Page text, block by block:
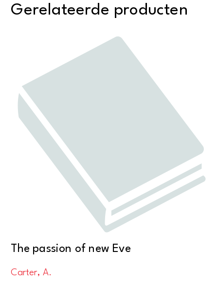
Gerelateerde producten
The passion of new Eve
Carter, A.